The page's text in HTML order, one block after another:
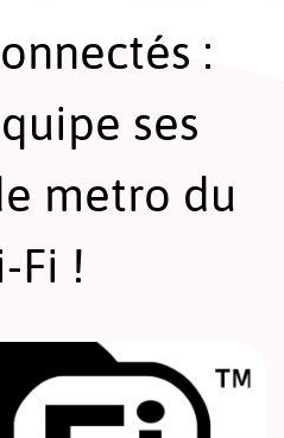
:
ses
metro du
Fi !